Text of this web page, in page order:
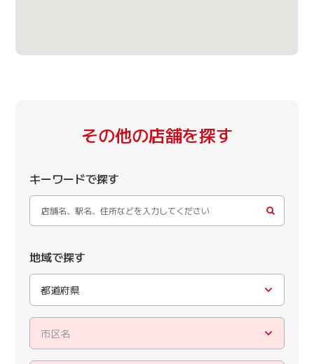
その他の店舗を探す
キーワードで探す
地域で探す
都道府県
市区名